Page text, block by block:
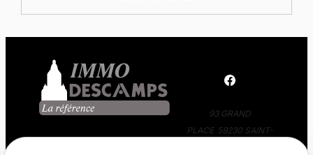
93 GRAND
PLACE 59230 SAINT-